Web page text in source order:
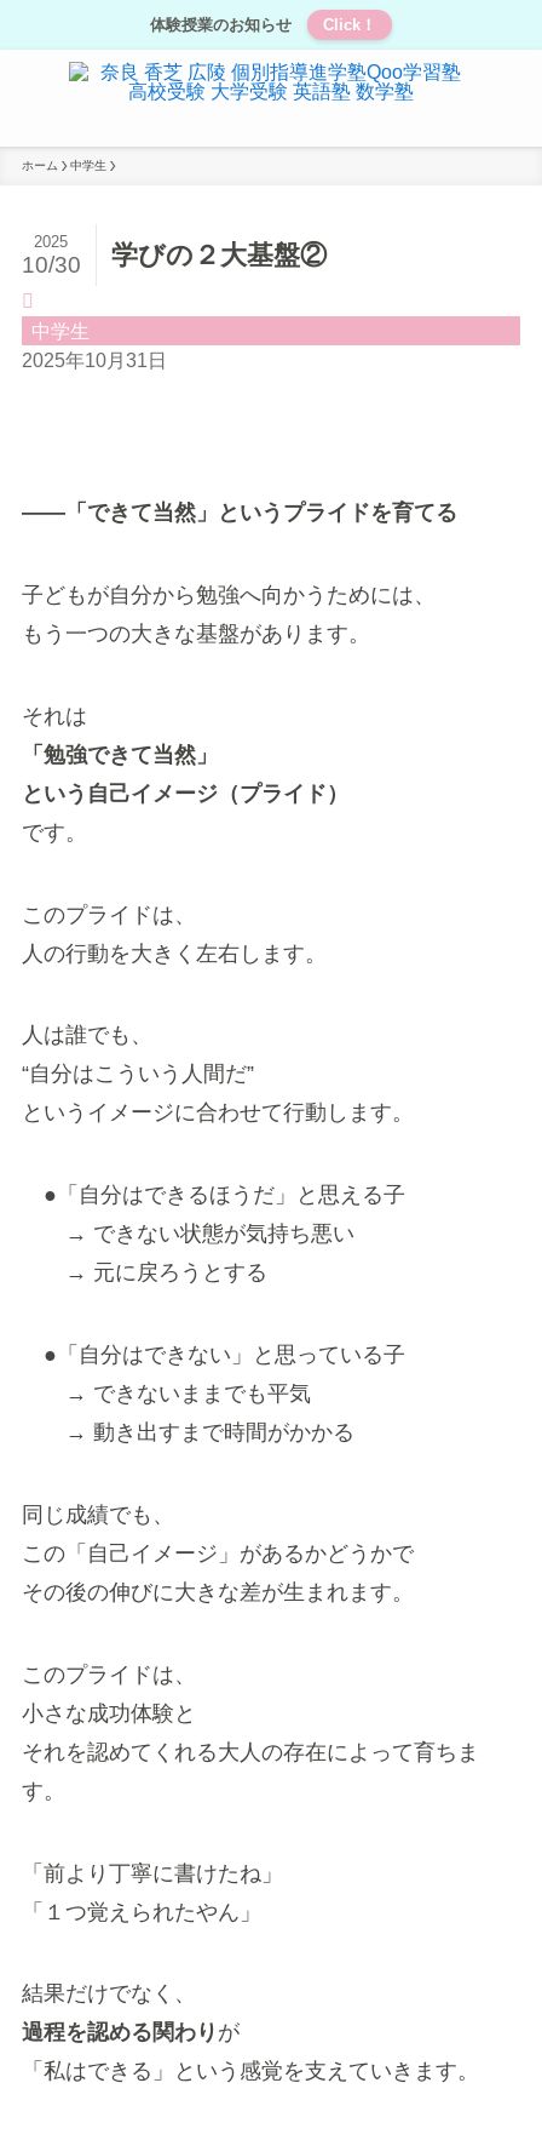
体験授業のお知らせ Click！
ホーム 中学生
学びの２大基盤②
2025
10/30
中学生
2025年10月31日
――「できて当然」というプライドを育てる
子どもが自分から勉強へ向かうためには、
もう一つの大きな基盤があります。
それは
「勉強できて当然」
という自己イメージ（プライド）
です。
このプライドは、
人の行動を大きく左右します。
人は誰でも、
“自分はこういう人間だ”
というイメージに合わせて行動します。
●「自分はできるほうだ」と思える子
→ できない状態が気持ち悪い
→ 元に戻ろうとする
●「自分はできない」と思っている子
→ できないままでも平気
→ 動き出すまで時間がかかる
同じ成績でも、
この「自己イメージ」があるかどうかで
その後の伸びに大きな差が生まれます。
このプライドは、
小さな成功体験と
それを認めてくれる大人の存在によって育ちま
す。
「前より丁寧に書けたね」
「１つ覚えられたやん」
結果だけでなく、
過程を認める関わり が
「私はできる」という感覚を支えていきます。